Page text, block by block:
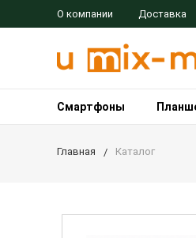
О компании Доставка
Смартфоны
Главная Каталог